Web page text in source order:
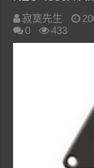
寂寞先生
0
433